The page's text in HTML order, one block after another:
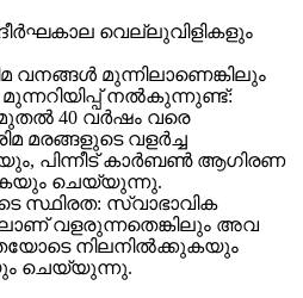
വെല്ലുവിളികളും
വനങ്ങൾ മുന്നിലാണെങ്കിലും
നൽകുന്നുണ്ട്:
മുതൽ 40 വർഷം വരെ
മരങ്ങളുടെ വളർച്ച
പിന്നീട് കാർബൺ ആഗിരണ
ചെയ്യുന്നു.
സ്ഥിരത: സ്വാഭാവിക
വളരുന്നതെങ്കിലും അവ
നിലനിൽക്കുകയും
ചെയ്യുന്നു.